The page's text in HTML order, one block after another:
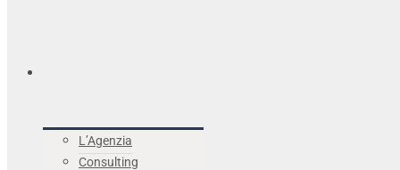
L’Agenzia
Consulting